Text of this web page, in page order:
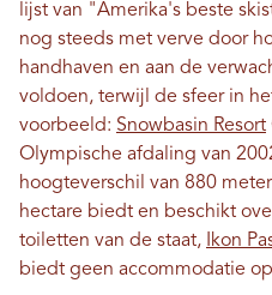
lijst van "Amerika's beste
nog steeds met verve door
handhaven en aan de
voldoen, terwijl de sfeer in
voorbeeld: Snowbasin Resort
Olympische afdaling van
hoogteverschil van 880
hectare biedt en beschikt
toiletten van de staat, Ikon
biedt geen accommodatie